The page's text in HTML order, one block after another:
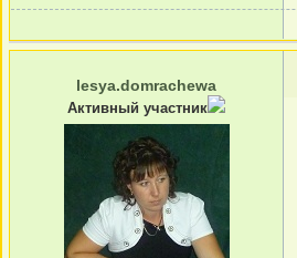
lesya.domrachewa
Активный участник